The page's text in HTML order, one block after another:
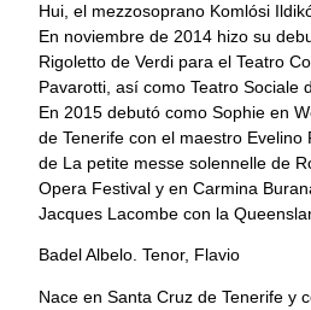
Hui, el mezzosoprano Komlósi
En noviembre de 2014 hizo su
Rigoletto de Verdi para el Teatro
Pavarotti, así como Teatro Sociale
En 2015 debutó como Sophie en
de Tenerife con el maestro Evelino
de La petite messe solennelle de
Opera Festival y en Carmina
Jacques Lacombe con la
Badel Albelo. Tenor, Flavio
Nace en Santa Cruz de Tenerife y